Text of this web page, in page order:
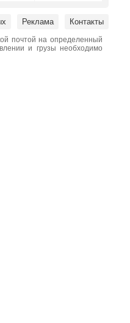
Реклама Контакты
почтой на определенный
и грузы необходимо